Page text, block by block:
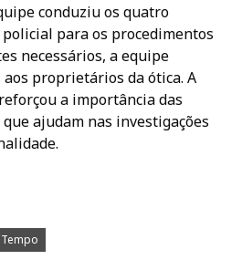
conduziu os quatro
para os procedimentos
necessários, a equipe
proprietários da ótica. A
a importância das
ajudam nas investigações